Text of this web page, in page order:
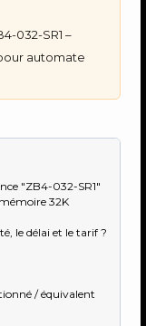
032-SR1 –
automate